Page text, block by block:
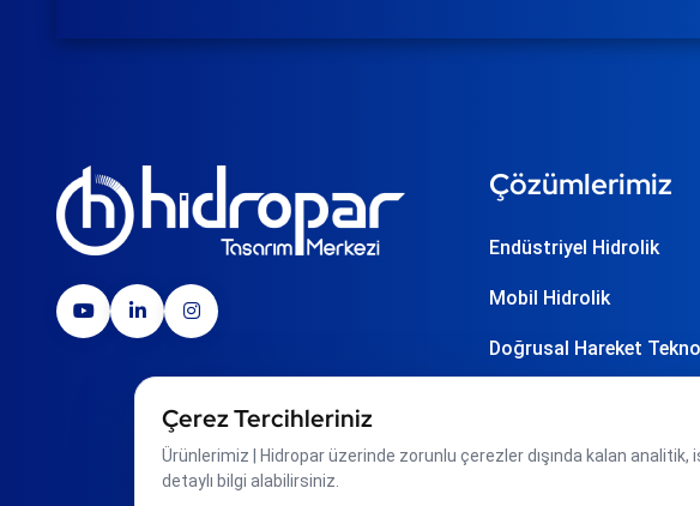
Çözümlerimiz
Endüstriyel Hidrolik
Mobil Hidrolik
Doğrusal Hareket
Otomasyon ve Yazılım
Çerez Tercihleriniz
Ürünlerimiz | Hidropar üzerinde zorunlu çerezler dışında kalan
detaylı bilgi alabilirsiniz.